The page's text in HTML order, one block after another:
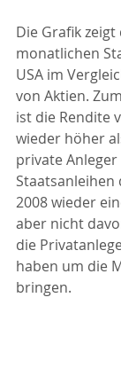
Die Grafik
monatlichen
USA im
von Aktien.
ist die Rendite
wieder höher
private
Staatsanleihen
2008 wieder
aber nicht
die
haben um die
bringen.